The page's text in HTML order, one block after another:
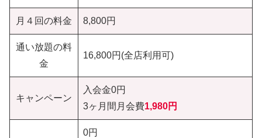
月４回の料金 8,800円
通い放題の料
金
16,800円(全店利用可)
キャンペーン
入会金0円
3ヶ月間月会費1,980円
0円